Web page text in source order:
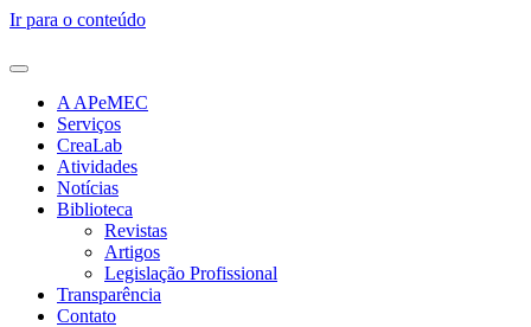
Ir para o conteúdo
A APeMEC
Serviços
CreaLab
Atividades
Notícias
Biblioteca
Revistas
Artigos
Legislação Profissional
Transparência
Contato